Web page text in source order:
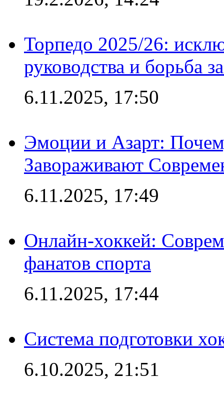
Торпедо 2025/26:
руководства и борьба
6.11.2025, 17:50
Эмоции и Азарт:
Завораживают
6.11.2025, 17:49
Онлайн-хоккей:
фанатов спорта
6.11.2025, 17:44
Система подготовки
6.10.2025, 21:51